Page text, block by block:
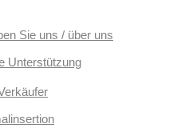
Sie uns / über uns
Unterstützung